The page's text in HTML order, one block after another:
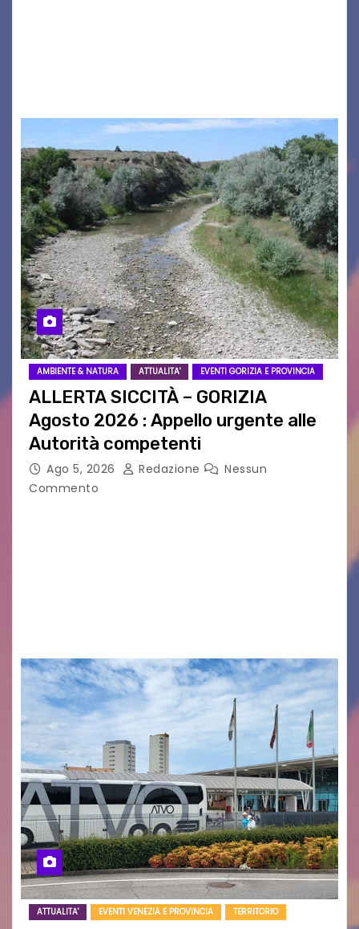
AMBIENTE & NATURA ATTUALITA' EVENTI GORIZIA E PROVINCIA
ALLERTA SICCITÀ – GORIZIA
Agosto 2026 : Appello urgente alle
Autorità competenti
Ago 5, 2026 Redazione
Nessun
Commento
ATTUALITA' EVENTI VENEZIA E PROVINCIA TERRITORIO